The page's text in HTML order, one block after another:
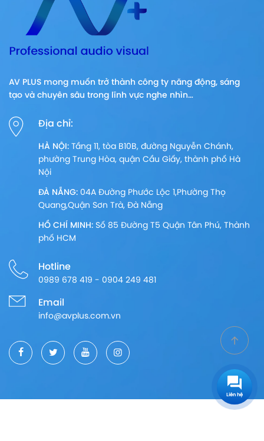
AV PLUS mong muốn trở thành công ty năng động, sáng
tạo và chuyên sâu trong lĩnh vực nghe nhìn…
Địa chỉ:
HÀ NỘI: Tầng 11, tòa B10B, đường Nguyễn Chánh,
phường Trung Hòa, quận Cầu Giấy, thành phố Hà
Nội
ĐÀ NẴNG: 04A Đường Phước Lộc 1,Phường Thọ
Quang,Quận Sơn Trà, Đà Nẵng
HỒ CHÍ MINH: Số 85 Đường T5 Quận Tân Phú, Thành
phố HCM
Hotline
0989 678 419 - 0904 249 481
Email
info@avplus.com.vn
Liên hệ